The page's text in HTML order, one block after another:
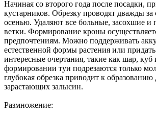
Начиная со второго года после посадки,
кустарников. Обрезку проводят дважды за
осенью. Удаляют все больные, засохшие и
ветки. Формирование кроны
предпочтениям. Можно поддерживать
естественной формы растения или
интересные очертания, такие как шар,
формировании туи подрезаются только
глубокая обрезка приводит к образованию
зарастающих залысин.
Размножение: